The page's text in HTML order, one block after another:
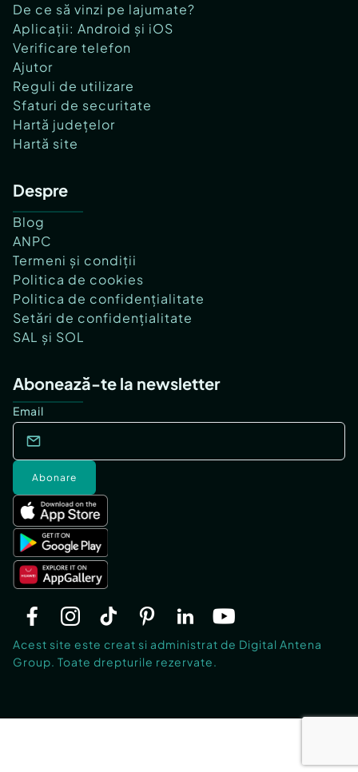
De ce să vinzi pe lajumate?
Aplicații: Android și iOS
Verificare telefon
Ajutor
Reguli de utilizare
Sfaturi de securitate
Hartă județelor
Hartă site
Despre
Blog
ANPC
Termeni și condiții
Politica de cookies
Politica de confidențialitate
Setări de confidențialitate
SAL și SOL
Abonează-te la newsletter
Email
Abonare
Acest site este creat si administrat de Digital Antena
Group. Toate drepturile rezervate.